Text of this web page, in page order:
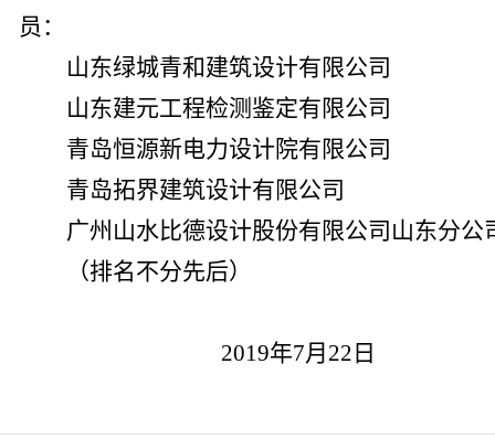
员：
山东绿城青和建筑设计有限公司
山东建元工程检测鉴定有限公司
青岛恒源新电力设计院有限公司
青岛拓界建筑设计有限公司
广州山水比德设计股份有限公司山东分公
（排名不分先后）
2019年7月22日